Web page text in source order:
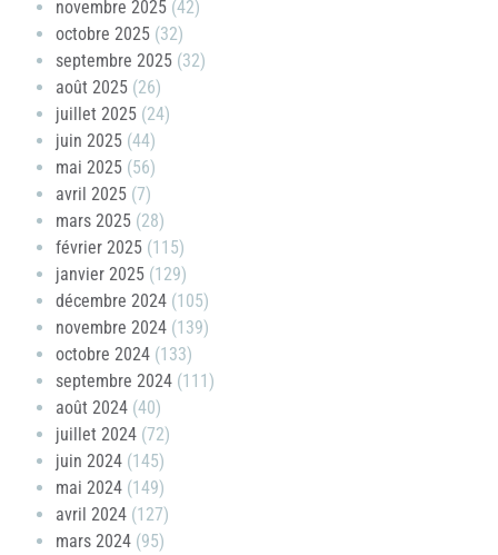
novembre 2025 (42)
octobre 2025 (32)
septembre 2025 (32)
août 2025 (26)
juillet 2025 (24)
juin 2025 (44)
mai 2025 (56)
avril 2025 (7)
mars 2025 (28)
février 2025 (115)
janvier 2025 (129)
décembre 2024 (105)
novembre 2024 (139)
octobre 2024 (133)
septembre 2024 (111)
août 2024 (40)
juillet 2024 (72)
juin 2024 (145)
mai 2024 (149)
avril 2024 (127)
mars 2024 (95)